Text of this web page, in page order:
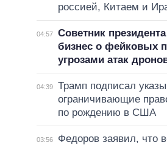
россией, Китаем и
04:57
Советник
бизнес о фейковых
угрозами атак
04:39
Трамп подписал
ограничивающие
по рождению в США
03:56
Федоров заявил, что